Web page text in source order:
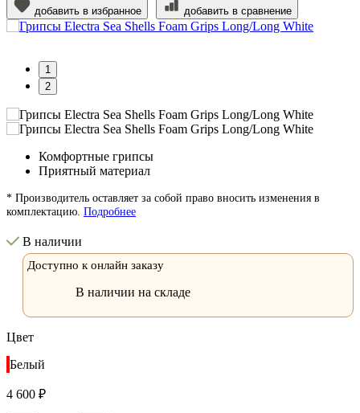
добавить в избранное добавить в сравнение
1
2
Комфортные грипсы
Приятный материал
* Производитель оставляет за собой право вносить изменения в
комплектацию. Подробнее
В наличии
Доступно к онлайн заказу
В наличии на складе
Цвет
Белый
4 600 ₽